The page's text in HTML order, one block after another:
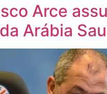
Arce
Arábia